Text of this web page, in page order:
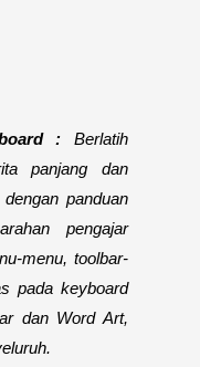
: Berlatih
panjang dan
panduan
pengajar
menu, toolbar-
pada keyboard
dan Word Art,